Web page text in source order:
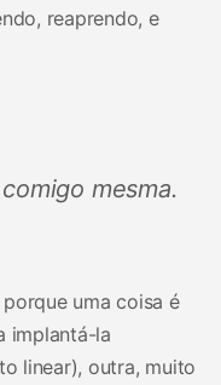
reaprendo, e
mesma.
uma coisa é
implantá-la
linear), outra, muito